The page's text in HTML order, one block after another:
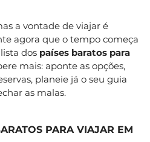
a vontade de viajar é
agora que o tempo começa
dos países baratos para
mais: aponte as opções,
planeie já o seu guia
as malas.
PARA VIAJAR EM